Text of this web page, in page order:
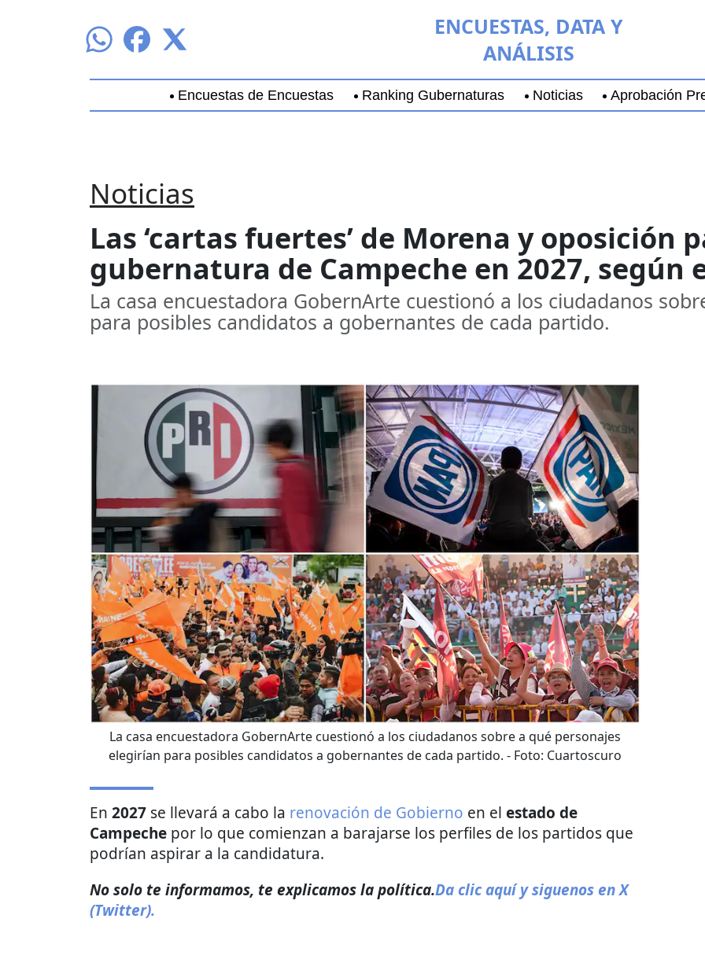
ENCUESTAS, DATA Y
ANÁLISIS
Encuestas de Encuestas Ranking Gubernaturas Noticias Aprobación
Noticias
Las ‘cartas fuertes’ de Morena y oposición
gubernatura de Campeche en 2027, según
La casa encuestadora GobernArte cuestionó a los ciudadanos
para posibles candidatos a gobernantes de cada partido.
La casa encuestadora GobernArte cuestionó a los ciudadanos sobre a qué personajes
elegirían para posibles candidatos a gobernantes de cada partido. - Foto: Cuartoscuro
En 2027 se llevará a cabo la renovación de Gobierno en el estado de
Campeche por lo que comienzan a barajarse los perfiles de los partidos que
podrían aspirar a la candidatura.
No solo te informamos, te explicamos la política.Da clic aquí y siguenos en X
(Twitter).